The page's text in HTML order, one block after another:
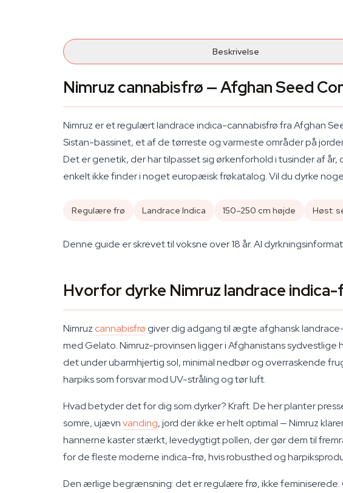
Beskrivelse
Nimruz cannabisfrø — Afghan Seed
Nimruz er et regulært landrace indica-cannabisfrø fra Afghan
Sistan-bassinet, et af de tørreste og varmeste områder på
Det er genetik, der har tilpasset sig ørkenforhold i tusinder af
enkelt ikke finder i noget europæisk frøkatalog. Vil du dyrke
Regulære frø Landrace Indica 150–250 cm højde Høst:
Denne guide er skrevet til voksne over 18 år. Al
Hvorfor dyrke Nimruz landrace
Nimruz cannabisfrø giver dig adgang til ægte afghansk
med Gelato. Nimruz-provinsen ligger i Afghanistans
det under ubarmhjertig sol, minimal nedbør og overraskende
harpiks som forsvar mod UV-stråling og tør luft.
Hvad betyder det for dig som dyrker? Kraft. De her planter
somre, ujævnvanding, jord der ikke er helt optimal — Nimruz
hannerne kaster stærkt, levedygtigt pollen, der gør dem til
for de fleste moderne indica-frø, hvis robusthed og
Den ærlige begrænsning: det er regulære frø, ikke feminiserede.